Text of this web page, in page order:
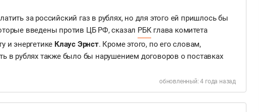
за российский газ в рублях, но для этого ей пришлось бы
введены против ЦБ РФ, сказал РБКглава комитета
и энергетике Клаус Эрнст. Кроме этого, по его словам,
в рублях также было бы нарушением договоров о поставках
обновленный: 4 года назад